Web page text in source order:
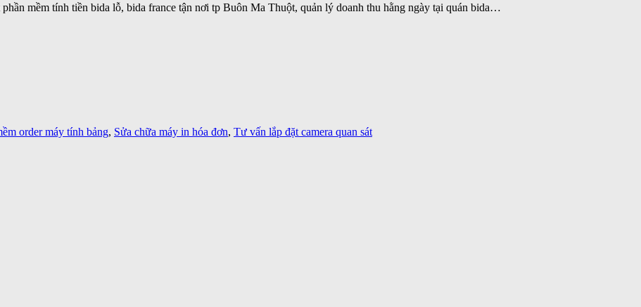
mềm tính tiền bida lỗ, bida france tận nơi tp Buôn Ma Thuột, quản lý doanh thu hằng ngày tại quán bida…
order máy tính bảng, Sửa chữa máy in hóa đơn, Tư vấn lắp đặt camera quan sát